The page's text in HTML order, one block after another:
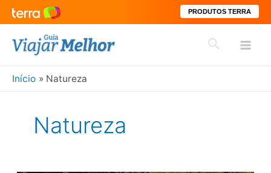
PRODUTOS TERRA
para
conteúdo
Pesquisar
Início Natureza
Natureza